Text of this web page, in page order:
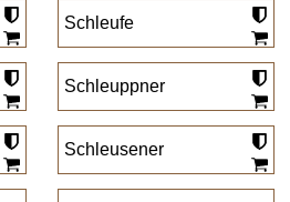
Schleufe
Schleuppner
Schleusener